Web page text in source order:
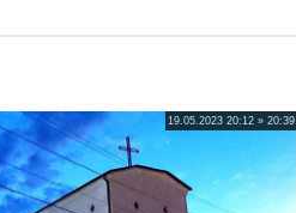
19.05.2023 20:12 » 20:39